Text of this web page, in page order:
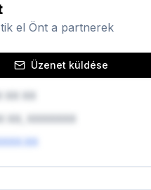
el Önt a partnerek
Üzenet küldése